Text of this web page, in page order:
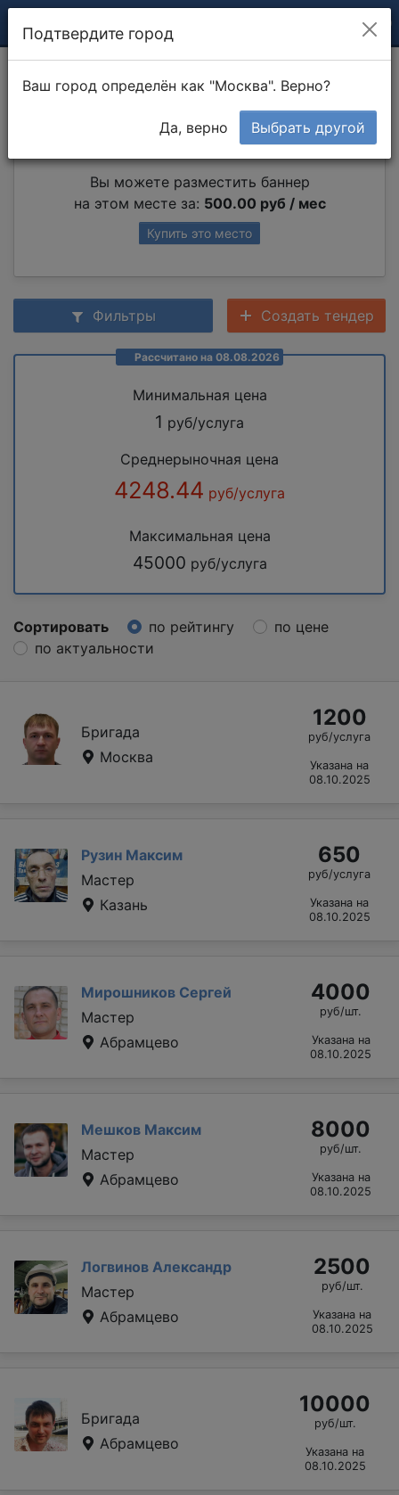
Установка стекол
Вы можете разместить баннер
на этом месте за: 500.00 руб / мес
Купить это место
Фильтры Создать тендер
Рассчитано на 08.08.2026
Минимальная цена
1 руб/услуга
Среднерыночная цена
4248.44 руб/услуга
Максимальная цена
45000 руб/услуга
Сортировать по рейтингу
по цене
по актуальности
Бригада
Москва
1200
руб/услуга
Указана на
08.10.2025
Рузин Максим
Мастер
Казань
650
руб/услуга
Указана на
08.10.2025
Мирошников Сергей
Мастер
Абрамцево
4000
руб/шт.
Указана на
08.10.2025
Мешков Максим
Мастер
Абрамцево
8000
руб/шт.
Указана на
08.10.2025
Логвинов Александр
Мастер
Абрамцево
2500
руб/шт.
Указана на
08.10.2025
Бригада
Абрамцево
10000
руб/шт.
Указана на
08.10.2025
Подтвердите город
Ваш город определён как "Москва". Верно?
Да, верно Выбрать другой